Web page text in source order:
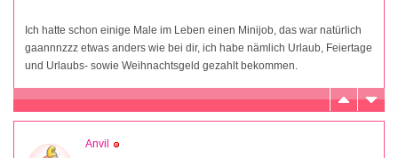
Ich hatte schon einige Male im Leben einen Minijob, das war natürlich
gaannnzzz etwas anders wie bei dir, ich habe nämlich Urlaub, Feiertage
und Urlaubs- sowie Weihnachtsgeld gezahlt bekommen.
Anvil